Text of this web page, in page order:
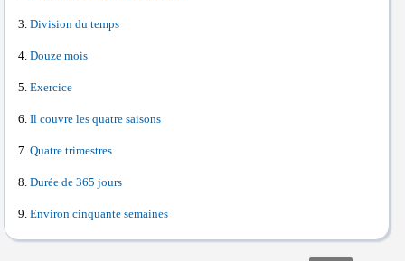
Division du temps
Douze mois
Exercice
Il couvre les quatre saisons
Quatre trimestres
Durée de 365 jours
Environ cinquante semaines